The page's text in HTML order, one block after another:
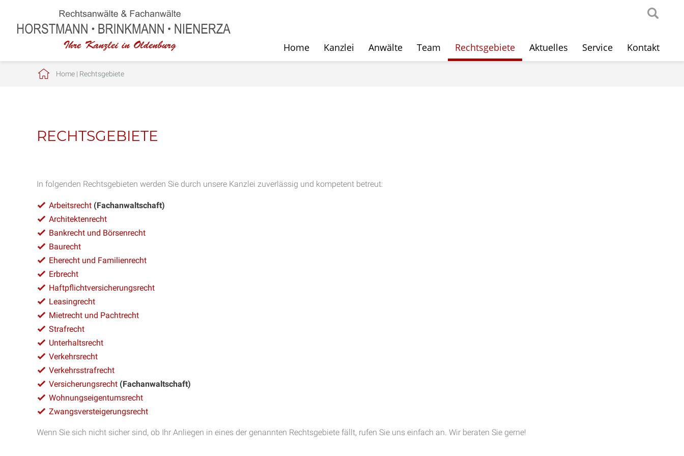
Home Kanzlei Anwälte Team Rechtsgebiete Aktuelles Service Kontakt
Home| Rechtsgebiete
RECHTSGEBIETE
In folgenden Rechtsgebieten werden Sie durch unsere Kanzlei zuverlässig und kompetent betreut:
Arbeitsrecht (Fachanwaltschaft)
Architektenrecht
Bankrecht und Börsenrecht
Baurecht
Eherecht und Familienrecht
Erbrecht
Haftpflichtversicherungsrecht
Leasingrecht
Mietrecht und Pachtrecht
Strafrecht
Unterhaltsrecht
Verkehrsrecht
Verkehrsstrafrecht
Versicherungsrecht (Fachanwaltschaft)
Wohnungseigentumsrecht
Zwangsversteigerungsrecht
Wenn Sie sich nicht sicher sind, ob Ihr Anliegen in eines der genannten Rechtsgebiete fällt, rufen Sie uns einfach an. Wir beraten Sie gerne!